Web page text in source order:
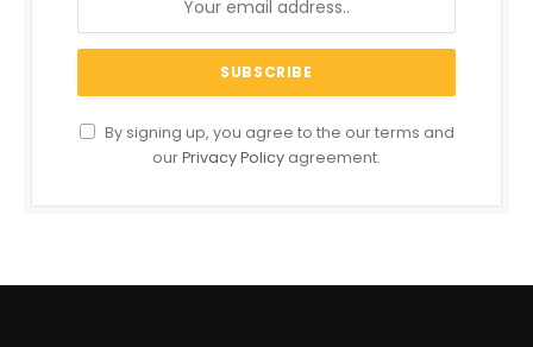
By signing up, you agree to the our terms and
ourPrivacy Policy agreement.